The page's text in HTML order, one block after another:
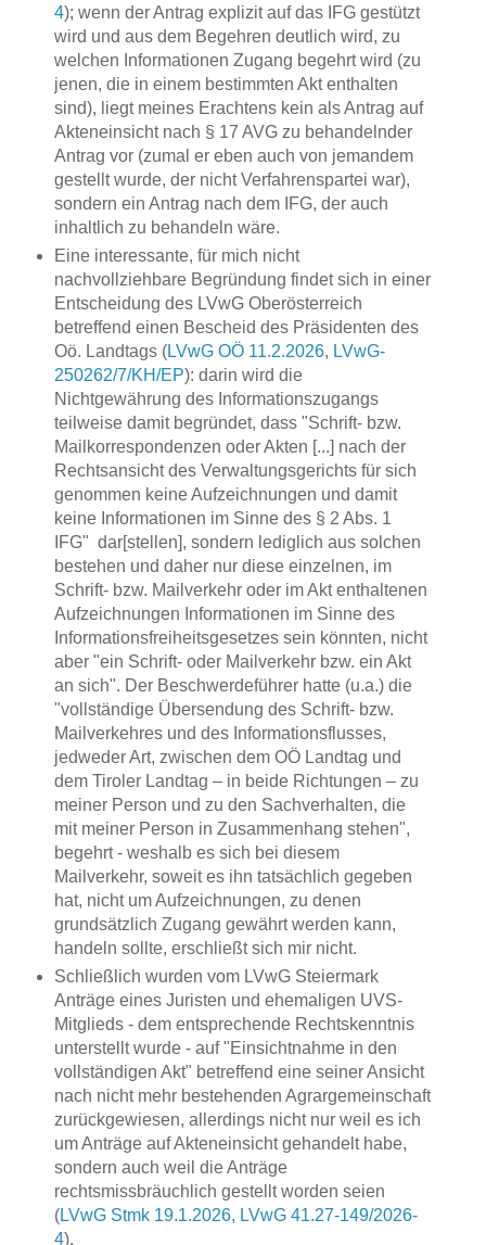
4); wenn der Antrag explizit auf das IFG gestützt
wird und aus dem Begehren deutlich wird, zu
welchen Informationen Zugang begehrt wird (zu
jenen, die in einem bestimmten Akt enthalten
sind), liegt meines Erachtens kein als Antrag auf
Akteneinsicht nach § 17 AVG zu behandelnder
Antrag vor (zumal er eben auch von jemandem
gestellt wurde, der nicht Verfahrenspartei war),
sondern ein Antrag nach dem IFG, der auch
inhaltlich zu behandeln wäre.
Eine interessante, für mich nicht
nachvollziehbare Begründung findet sich in einer
Entscheidung des LVwG Oberösterreich
betreffend einen Bescheid des Präsidenten des
Oö. Landtags (LVwG OÖ 11.2.2026, LVwG-
250262/7/KH/EP): darin wird die
Nichtgewährung des Informationszugangs
teilweise damit begründet, dass "Schrift- bzw.
Mailkorrespondenzen oder Akten [...] nach der
Rechtsansicht des Verwaltungsgerichts für sich
genommen keine Aufzeichnungen und damit
keine Informationen im Sinne des § 2 Abs. 1
IFG" dar[stellen], sondern lediglich aus solchen
bestehen und daher nur diese einzelnen, im
Schrift- bzw. Mailverkehr oder im Akt enthaltenen
Aufzeichnungen Informationen im Sinne des
Informationsfreiheitsgesetzes sein könnten, nicht
aber "ein Schrift- oder Mailverkehr bzw. ein Akt
an sich". Der Beschwerdeführer hatte (u.a.) die
"vollständige Übersendung des Schrift- bzw.
Mailverkehres und des Informationsflusses,
jedweder Art, zwischen dem OÖ Landtag und
dem Tiroler Landtag – in beide Richtungen – zu
meiner Person und zu den Sachverhalten, die
mit meiner Person in Zusammenhang stehen",
begehrt - weshalb es sich bei diesem
Mailverkehr, soweit es ihn tatsächlich gegeben
hat, nicht um Aufzeichnungen, zu denen
grundsätzlich Zugang gewährt werden kann,
handeln sollte, erschließt sich mir nicht.
Schließlich wurden vom LVwG Steiermark
Anträge eines Juristen und ehemaligen UVS-
Mitglieds - dem entsprechende Rechtskenntnis
unterstellt wurde - auf "Einsichtnahme in den
vollständigen Akt" betreffend eine seiner Ansicht
nach nicht mehr bestehenden Agrargemeinschaft
zurückgewiesen, allerdings nicht nur weil es ich
um Anträge auf Akteneinsicht gehandelt habe,
sondern auch weil die Anträge
rechtsmissbräuchlich gestellt worden seien
(LVwG Stmk 19.1.2026, LVwG 41.27-149/2026-
4).